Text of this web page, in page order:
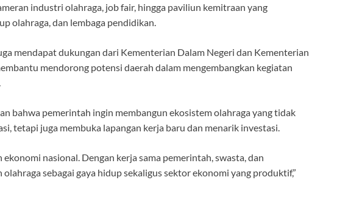
industri olahraga, job fair, hingga paviliun kemitraan yang
olahraga, dan lembaga pendidikan.
mendapat dukungan dari Kementerian Dalam Negeri dan Kementerian
mendorong potensi daerah dalam mengembangkan kegiatan
bahwa pemerintah ingin membangun ekosistem olahraga yang tidak
tetapi juga membuka lapangan kerja baru dan menarik investasi.
nasional. Dengan kerja sama pemerintah, swasta, dan
sebagai gaya hidup sekaligus sektor ekonomi yang produktif,”